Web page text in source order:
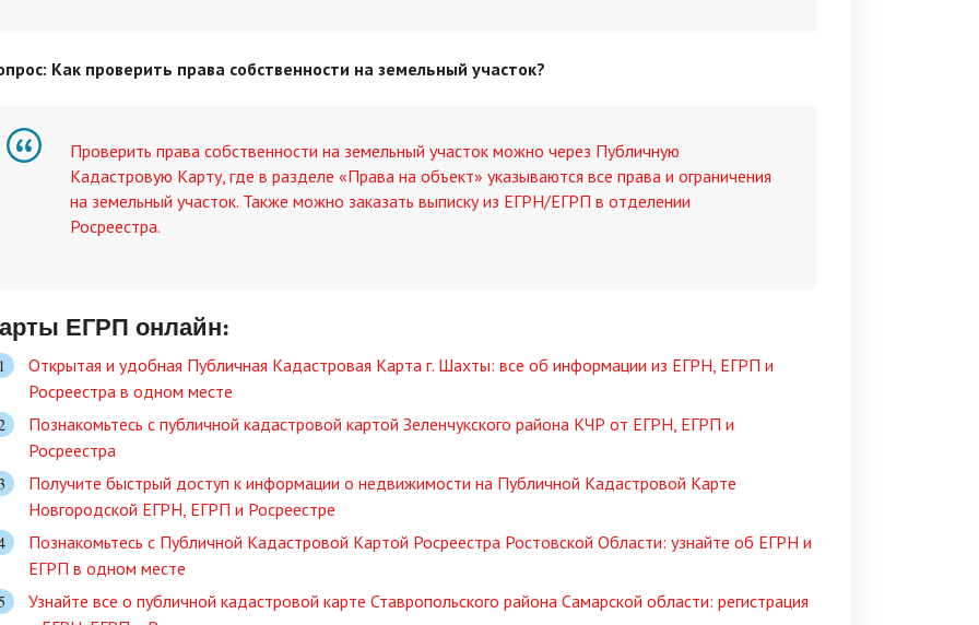
Как проверить права собственности на земельный участок?
Проверить права собственности на земельный участок можно через Публичную
Кадастровую Карту, где в разделе «Права на объект» указываются все права и ограничения
на земельный участок. Также можно заказать выписку из ЕГРН/ЕГРП в отделении
Росреестра.
ЕГРП онлайн:
Открытая и удобная Публичная Кадастровая Карта г. Шахты: все об информации из ЕГРН, ЕГРП и
Росреестра в одном месте
Познакомьтесь с публичной кадастровой картой Зеленчукского района КЧР от ЕГРН, ЕГРП и
Росреестра
Получите быстрый доступ к информации о недвижимости на Публичной Кадастровой Карте
Новгородской ЕГРН, ЕГРП и Росреестре
Познакомьтесь с Публичной Кадастровой Картой Росреестра Ростовской Области: узнайте об ЕГРН и
ЕГРП в одном месте
Узнайте все о публичной кадастровой карте Ставропольского района Самарской области: регистрация